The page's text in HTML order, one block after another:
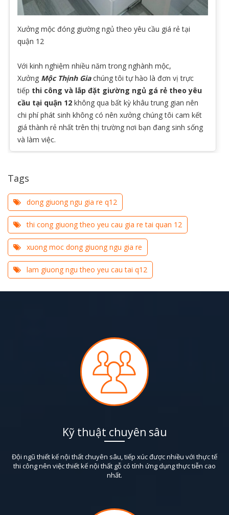
Xưởng mộc đóng giường ngủ theo yêu cầu giá rẻ tại
quận 12
Với kinh nghiệm nhiều năm trong nghành mộc,
Xưởng Mộc Thịnh Giachúng tôi tự hào là đơn vị trực
tiếp thi công và lắp đặt giường ngủ gá rẻ theo yêu
cầu tại quận 12 không qua bất kỳ khâu trung gian nên
chi phí phát sinh không có nên xưởng chúng tôi cam kết
giá thành rẻ nhất trên thị trường nơi bạn đang sinh sống
và làm việc.
Tags
dong giuong ngu gia re q12
thi cong giuong theo yeu cau gia re tai quan 12
xuong moc dong giuong ngu gia re
lam giuong ngu theo yeu cau tai q12
Kỹ thuật chuyên sâu
Đội ngũ thiết kế nội thất chuyên sâu, tiếp xúc được nhiều với thực tế
thi công nên việc thiết kế nội thất gỗ có tính ứng dụng thực tiễn cao
nhất.